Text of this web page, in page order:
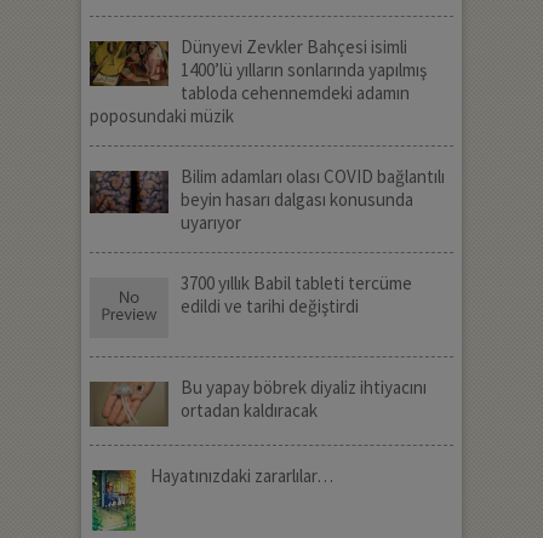
Dünyevi Zevkler Bahçesi isimli
1400’lü yılların sonlarında yapılmış
tabloda cehennemdeki adamın
poposundaki müzik
Bilim adamları olası COVID bağlantılı
beyin hasarı dalgası konusunda
uyarıyor
3700 yıllık Babil tableti tercüme
edildi ve tarihi değiştirdi
Bu yapay böbrek diyaliz ihtiyacını
ortadan kaldıracak
Hayatınızdaki zararlılar…